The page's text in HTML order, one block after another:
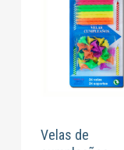
Velas de